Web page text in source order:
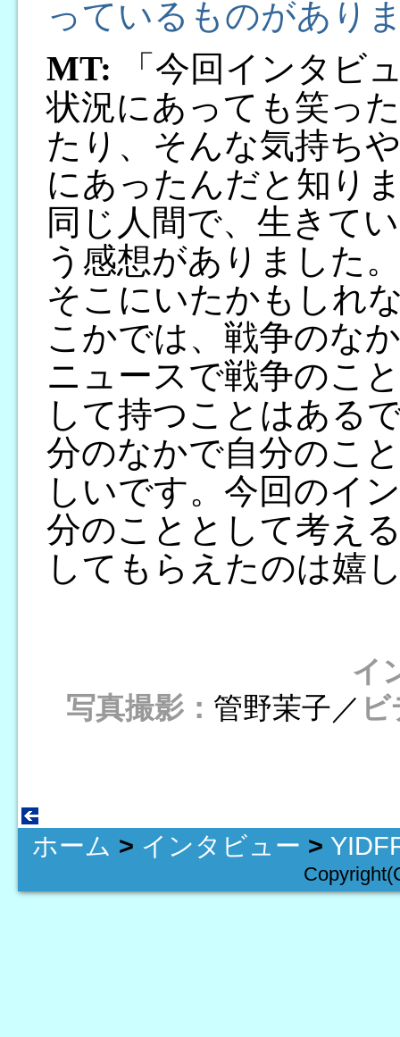
っているものがあり
MT: 「今回インタビ
状況にあっても笑っ
たり、そんな気持ち
にあったんだと知り
同じ人間で、生きて
う感想がありました
そこにいたかもしれ
こかでは、戦争のな
ニュースで戦争のこ
して持つことはある
分のなかで自分のこ
しいです。今回のイ
分のこととして考え
してもらえたのは嬉
イ
写真撮影： 管野茉子／
ホーム > インタビュー >